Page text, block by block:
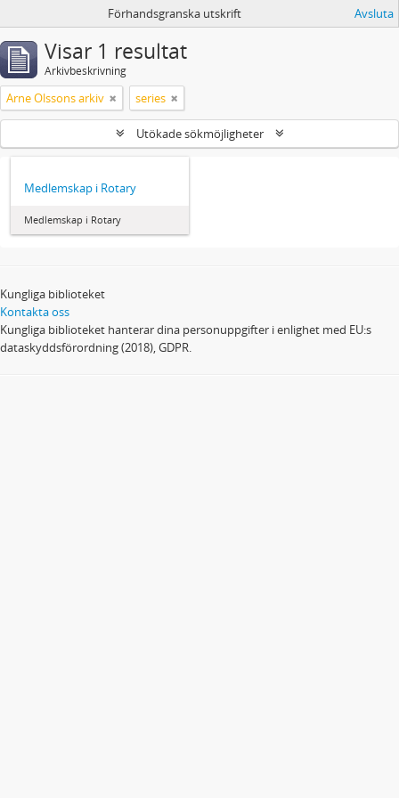
Förhandsgranska utskrift Avsluta
Visar 1 resultat
Arkivbeskrivning
Arne Olssons arkiv series
Utökade sökmöjligheter
Medlemskap i Rotary
Medlemskap i Rotary
Kungliga biblioteket
Kontakta oss
Kungliga biblioteket hanterar dina personuppgifter i enlighet med EU:s
dataskyddsförordning (2018), GDPR.